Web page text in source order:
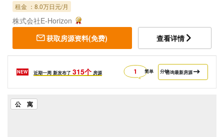
租金 ：8.0万日元/月
株式会社E-Horizon
获取房源资料(免费)
查看详情
NEW 近期一周新发布了 315个房源 简单 分钟咨询最新房源
公 寓